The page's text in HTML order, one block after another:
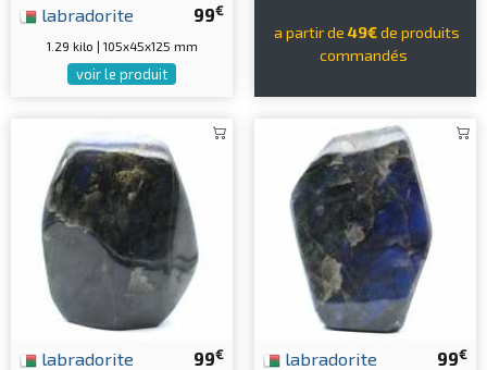
99€
labradorite
1.29 kilo | 105x45x125 mm
voir le produit
a partir de 49€de produits
commandés
99€
labradorite 99€
labradorite